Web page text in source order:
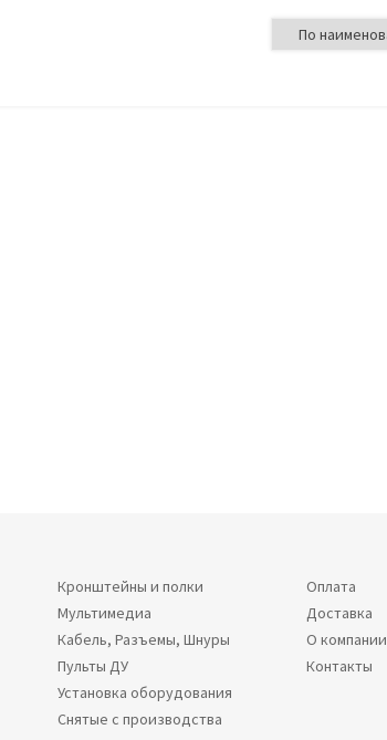
Кронштейны и полки
Мультимедиа
Кабель, Разъемы, Шнуры
Пульты ДУ
Установка оборудования
Снятые с производства
Оплата
Доставка
О компании
Контакты